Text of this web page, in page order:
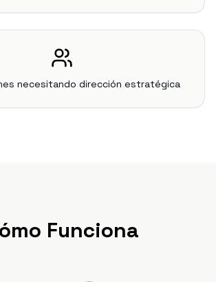
necesitando dirección estratégica
Funciona